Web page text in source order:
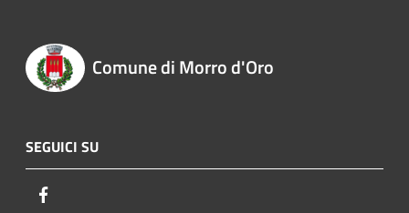
Comune di Morro d'Oro
SEGUICI SU